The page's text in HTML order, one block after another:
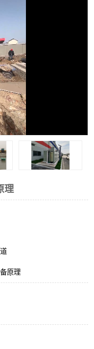
理
原理
景区旅游景点污水处理
备
动力生化污水处理设备
发器设备价格
站楼厕所污水处理设备
油站油田景点旅游区污
处理设备
螺污泥脱水机
体化净北槽污水处理设
老院污水处理一体化设